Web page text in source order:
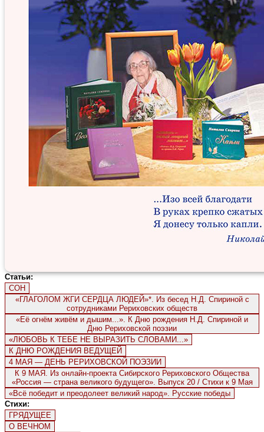
Статьи:
СОН
«ГЛАГОЛОМ ЖГИ СЕРДЦА ЛЮДЕЙ»*. Из бесед Н.Д. Спириной с
сотрудниками Рериховских обществ
«Её огнём живём и дышим...». К Дню рождения Н.Д. Спириной и
Дню Рериховской поэзии
«ЛЮБОВЬ К ТЕБЕ НЕ ВЫРАЗИТЬ СЛОВАМИ...»
К ДНЮ РОЖДЕНИЯ ВЕДУЩЕЙ
4 МАЯ — ДЕНЬ РЕРИХОВСКОЙ ПОЭЗИИ
К 9 МАЯ. Из онлайн-проекта Сибирского Рериховского Общества
«Россия — страна великого будущего». Выпуск 20 / Стихи к 9 Мая
«Всё победит и преодолеет великий народ». Русские победы
Стихи:
ГРЯДУЩЕЕ
О ВЕЧНОМ